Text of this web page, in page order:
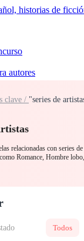
autores
Mafia
clave / "series de
relacionadas con series
Romance, Hombre
Todos